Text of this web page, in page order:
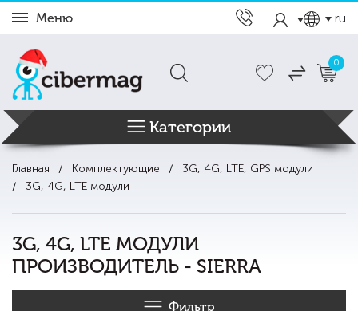
Меню ru
0
Категории
Главная Комплектующие
3G, 4G, LTE, GPS модули
3G, 4G, LTE модули
3G, 4G, LTE МОДУЛИ
ПРОИЗВОДИТЕЛЬ - SIERRA
Фильтр